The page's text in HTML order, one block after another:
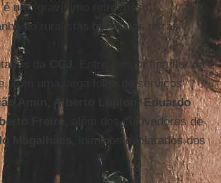
é um “gravísimo retrocesso,
do ruralistas por novas terras”.
da
. Entre eles, a fina flor da
com uma larga folha de serviços
Amin, Alberto Lupion, Eduardo
Freire,
além dos cultivadores de
Magalhães,
inimigos declarados dos